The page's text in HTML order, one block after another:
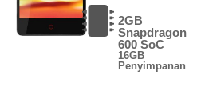
2GB
Snapdragon
600 SoC
16GB
Penyimpanan